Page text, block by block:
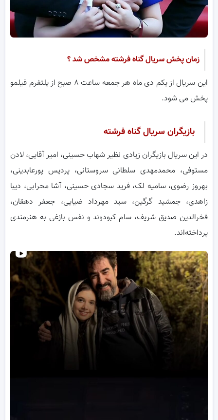
زمان پخش سریال گناه فرشته مشخص شد ؟
این سریال از یکم دی ماه هر جمعه ساعت ۸ صبح از پلتفرم فیلمو
پخش می شود.
بازیگران سریال گناه فرشته
در این سریال بازیگران زیادی نظیر شهاب حسینی، امیر آقایی، لادن
مستوفی، محمدمهدی سلطانی سروستانی، پردیس پورعابدینی،
بهروز رضوی، سامیه لک، فرید سجادی حسینی، آشا محرابی، دیبا
زاهدی، جمشید گرگین، سید مهرداد ضیایی، جعفر دهقان،
فخرالدین صدیق شریف، سام کبودوند و نفس بازغی به هنرمندی
پرداخته‌اند.